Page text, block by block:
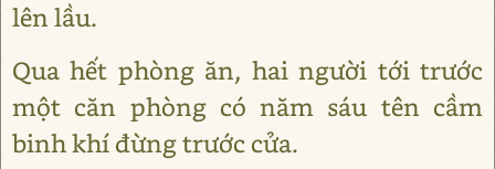
lên lầu.
Qua hết phòng ăn, hai người tới trước
một căn phòng có năm sáu tên cầm
binh khí đừng trước cửa.